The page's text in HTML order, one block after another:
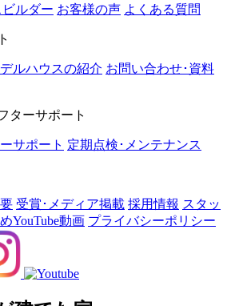
ルダー お客様の声 よくある質問
ルハウスの紹介 お問い合わせ･資料
ターサポート
サポート 定期点検･メンテナンス
受賞･メディア掲載 採用情報 スタッ
YouTube動画 プライバシーポリシー